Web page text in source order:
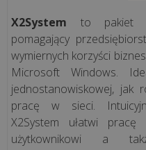
X2System to pakiet
pomagający
wymiernych korzyści
Microsoft Windows.
jednostanowiskowej, jak
pracę w sieci.
X2System ułatwi pracę
użytkownikowi a